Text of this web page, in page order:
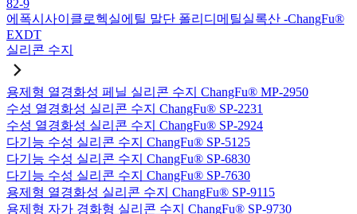
82-9
에폭시사이클로헥실에틸 말단 폴리디메틸실록산 -ChangFu®
EXDT
실리콘 수지
용제형 열경화성 페닐 실리콘 수지 ChangFu® MP-2950
수성 열경화성 실리콘 수지 ChangFu® SP-2231
수성 열경화성 실리콘 수지 ChangFu® SP-2924
다기능 수성 실리콘 수지 ChangFu® SP-5125
다기능 수성 실리콘 수지 ChangFu® SP-6830
다기능 수성 실리콘 수지 ChangFu® SP-7630
용제형 열경화성 실리콘 수지 ChangFu® SP-9115
용제형 자가 경화형 실리콘 수지 ChangFu® SP-9730